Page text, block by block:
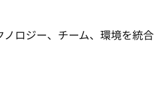
ノロジー、チーム、環境を統合